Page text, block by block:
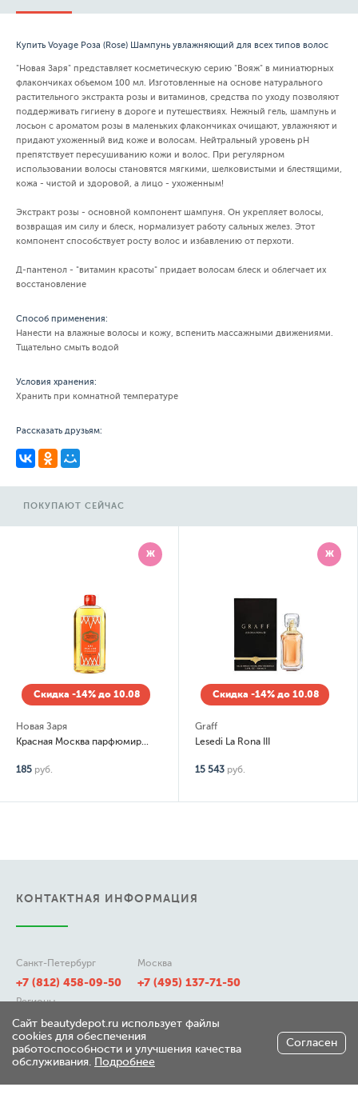
Купить Voyage Роза (Rose) Шампунь увлажняющий для всех типов волос
"Новая Заря" представляет косметическую серию "Вояж" в миниатюрных
флакончиках объемом 100 мл. Изготовленные на основе натурального
растительного экстракта розы и витаминов, средства по уходу позволяют
поддерживать гигиену в дороге и путешествиях. Нежный гель, шампунь и
лосьон с ароматом розы в маленьких флакончиках очищают, увлажняют и
придают ухоженный вид коже и волосам. Нейтральный уровень pH
препятствует пересушиванию кожи и волос. При регулярном
использовании волосы становятся мягкими, шелковистыми и блестящими,
кожа - чистой и здоровой, а лицо - ухоженным!
Экстракт розы - основной компонент шампуня. Он укрепляет волосы,
возвращая им силу и блеск, нормализует работу сальных желез. Этот
компонент способствует росту волос и избавлению от перхоти.
Д-пантенол - "витамин красоты" придает волосам блеск и облегчает их
восстановление
Способ применения:
Нанести на влажные волосы и кожу, вспенить массажными движениями.
Тщательно смыть водой
Условия хранения:
Хранить при комнатной температуре
Рассказать друзьям:
ПОКУПАЮТ СЕЙЧАС
Ж
Скидка -14% до 10.08
Новая Заря
Красная Москва парфюмированный увлажняющий гель для душа (shower gel)
185 руб.
Ж
Скидка -14% до 10.08
Graff
Lesedi La Rona III
15 543 руб.
КОНТАКТНАЯ ИНФОРМАЦИЯ
Санкт-Петербург
+7 (812) 458-09-50
Москва
+7 (495) 137-71-50
Регионы
8 (800) 511-21-50
197348, г. Санкт-Петербург,
Сайт beautydepot.ru использует файлы
cookies для обеспечения
работоспособности и улучшения качества
обслуживания. Подробнее
Согласен